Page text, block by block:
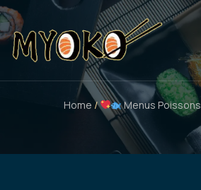
Home / Menus Poissons